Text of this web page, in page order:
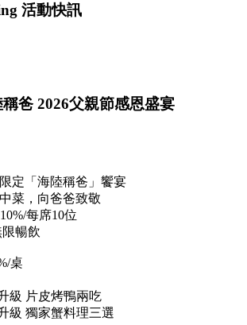
活動快訊
爸 2026父親節感恩盛宴
定「海陸稱爸」饗宴
菜，向爸爸致敬
每席10位
暢飲
桌
級 片皮烤鴨兩吃
級 獨家蟹料理三選